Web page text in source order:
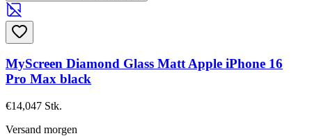
MyScreen Diamond Glass Matt Apple iPhone 16
Pro Max black
€14,047 Stk.
Versand morgen